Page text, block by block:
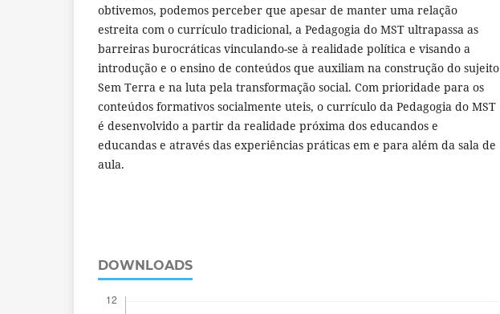
obtivemos, podemos perceber que apesar de manter uma relação
estreita com o currículo tradicional, a Pedagogia do MST ultrapassa as
barreiras burocráticas vinculando-se à realidade política e visando a
introdução e o ensino de conteúdos que auxiliam na construção do sujeito
Sem Terra e na luta pela transformação social. Com prioridade para os
conteúdos formativos socialmente uteis, o currículo da Pedagogia do MST
é desenvolvido a partir da realidade próxima dos educandos e
educandas e através das experiências práticas em e para além da sala de
aula.
DOWNLOADS